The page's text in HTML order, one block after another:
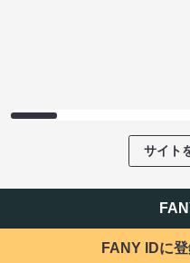
サイト
FANY IDに